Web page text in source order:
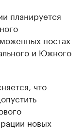
планируется
постах
и Южного
что
новых